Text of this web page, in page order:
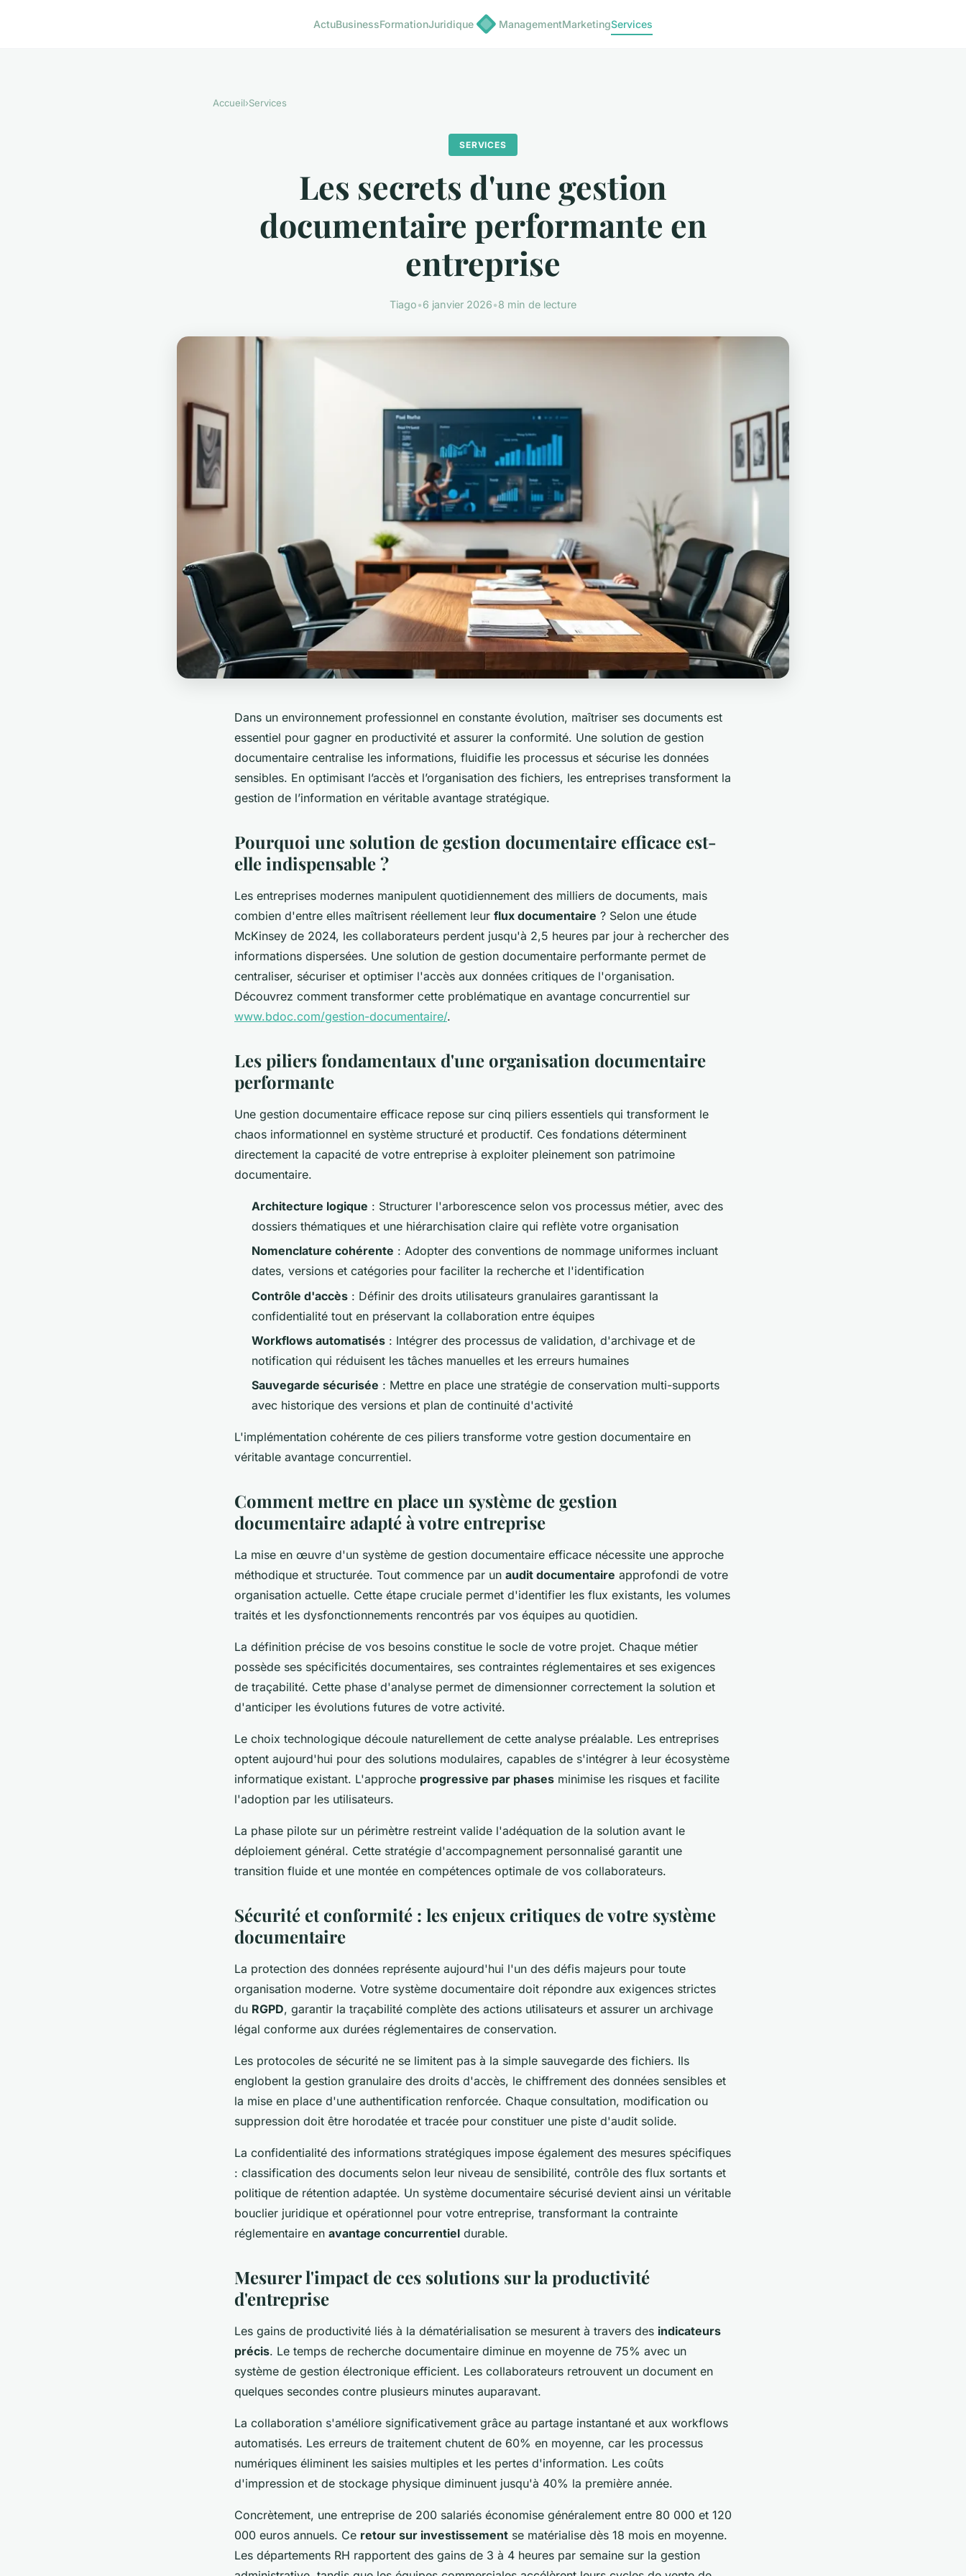
ActuBusinessFormationJuridique ManagementMarketingServices
Accueil›Services
SERVICES
Les secrets d'une gestion
documentaire performante en
entreprise
Tiago•6 janvier 2026•8 min de lecture
Dans un environnement professionnel en constante évolution, maîtriser ses documents est
essentiel pour gagner en productivité et assurer la conformité. Une solution de gestion
documentaire centralise les informations, fluidifie les processus et sécurise les données
sensibles. En optimisant l’accès et l’organisation des fichiers, les entreprises transforment la
gestion de l’information en véritable avantage stratégique.
Pourquoi une solution de gestion documentaire efficace est-
elle indispensable ?
Les entreprises modernes manipulent quotidiennement des milliers de documents, mais
combien d'entre elles maîtrisent réellement leur flux documentaire ? Selon une étude
McKinsey de 2024, les collaborateurs perdent jusqu'à 2,5 heures par jour à rechercher des
informations dispersées. Une solution de gestion documentaire performante permet de
centraliser, sécuriser et optimiser l'accès aux données critiques de l'organisation.
Découvrez comment transformer cette problématique en avantage concurrentiel sur
www.bdoc.com/gestion-documentaire/.
Les piliers fondamentaux d'une organisation documentaire
performante
Une gestion documentaire efficace repose sur cinq piliers essentiels qui transforment le
chaos informationnel en système structuré et productif. Ces fondations déterminent
directement la capacité de votre entreprise à exploiter pleinement son patrimoine
documentaire.
Architecture logique : Structurer l'arborescence selon vos processus métier, avec des
dossiers thématiques et une hiérarchisation claire qui reflète votre organisation
Nomenclature cohérente : Adopter des conventions de nommage uniformes incluant
dates, versions et catégories pour faciliter la recherche et l'identification
Contrôle d'accès : Définir des droits utilisateurs granulaires garantissant la
confidentialité tout en préservant la collaboration entre équipes
Workflows automatisés : Intégrer des processus de validation, d'archivage et de
notification qui réduisent les tâches manuelles et les erreurs humaines
Sauvegarde sécurisée : Mettre en place une stratégie de conservation multi-supports
avec historique des versions et plan de continuité d'activité
L'implémentation cohérente de ces piliers transforme votre gestion documentaire en
véritable avantage concurrentiel.
Comment mettre en place un système de gestion
documentaire adapté à votre entreprise
La mise en œuvre d'un système de gestion documentaire efficace nécessite une approche
méthodique et structurée. Tout commence par un audit documentaire approfondi de votre
organisation actuelle. Cette étape cruciale permet d'identifier les flux existants, les volumes
traités et les dysfonctionnements rencontrés par vos équipes au quotidien.
La définition précise de vos besoins constitue le socle de votre projet. Chaque métier
possède ses spécificités documentaires, ses contraintes réglementaires et ses exigences
de traçabilité. Cette phase d'analyse permet de dimensionner correctement la solution et
d'anticiper les évolutions futures de votre activité.
Le choix technologique découle naturellement de cette analyse préalable. Les entreprises
optent aujourd'hui pour des solutions modulaires, capables de s'intégrer à leur écosystème
informatique existant. L'approche progressive par phases minimise les risques et facilite
l'adoption par les utilisateurs.
La phase pilote sur un périmètre restreint valide l'adéquation de la solution avant le
déploiement général. Cette stratégie d'accompagnement personnalisé garantit une
transition fluide et une montée en compétences optimale de vos collaborateurs.
Sécurité et conformité : les enjeux critiques de votre système
documentaire
La protection des données représente aujourd'hui l'un des défis majeurs pour toute
organisation moderne. Votre système documentaire doit répondre aux exigences strictes
du RGPD, garantir la traçabilité complète des actions utilisateurs et assurer un archivage
légal conforme aux durées réglementaires de conservation.
Les protocoles de sécurité ne se limitent pas à la simple sauvegarde des fichiers. Ils
englobent la gestion granulaire des droits d'accès, le chiffrement des données sensibles et
la mise en place d'une authentification renforcée. Chaque consultation, modification ou
suppression doit être horodatée et tracée pour constituer une piste d'audit solide.
La confidentialité des informations stratégiques impose également des mesures spécifiques
: classification des documents selon leur niveau de sensibilité, contrôle des flux sortants et
politique de rétention adaptée. Un système documentaire sécurisé devient ainsi un véritable
bouclier juridique et opérationnel pour votre entreprise, transformant la contrainte
réglementaire en avantage concurrentiel durable.
Mesurer l'impact de ces solutions sur la productivité
d'entreprise
Les gains de productivité liés à la dématérialisation se mesurent à travers des indicateurs
précis. Le temps de recherche documentaire diminue en moyenne de 75% avec un
système de gestion électronique efficient. Les collaborateurs retrouvent un document en
quelques secondes contre plusieurs minutes auparavant.
La collaboration s'améliore significativement grâce au partage instantané et aux workflows
automatisés. Les erreurs de traitement chutent de 60% en moyenne, car les processus
numériques éliminent les saisies multiples et les pertes d'information. Les coûts
d'impression et de stockage physique diminuent jusqu'à 40% la première année.
Concrètement, une entreprise de 200 salariés économise généralement entre 80 000 et 120
000 euros annuels. Ce retour sur investissement se matérialise dès 18 mois en moyenne.
Les départements RH rapportent des gains de 3 à 4 heures par semaine sur la gestion